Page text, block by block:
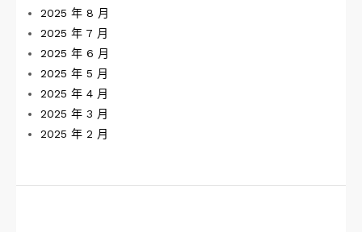
2025 年 8 月
2025 年 7 月
2025 年 6 月
2025 年 5 月
2025 年 4 月
2025 年 3 月
2025 年 2 月